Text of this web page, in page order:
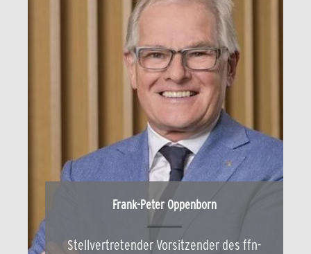
Frank-Peter Oppenborn
Stellvertretender Vorsitzender des ffn-